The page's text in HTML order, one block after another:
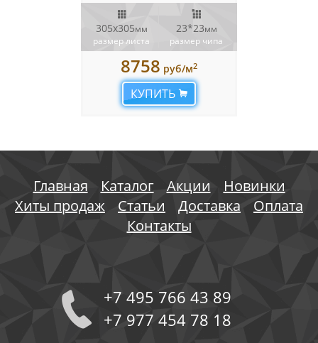
305х305мм
размер листа
23*23мм
размер чипа
8758 руб/м2
КУПИТЬ
Главная Каталог Акции
Новинки
Хиты продаж
Статьи Доставка
Оплата
Контакты
+7 495 766 43 89
+7 977 454 78 18